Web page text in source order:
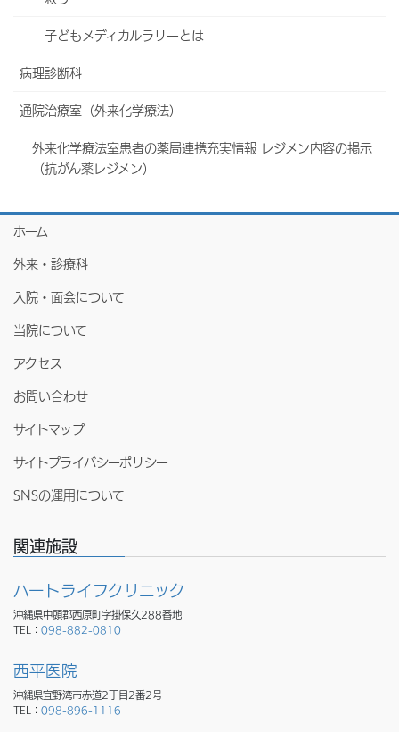
子どもメディカルラリーとは
病理診断科
通院治療室（外来化学療法）
外来化学療法室患者の薬局連携充実情報 レジメン内容の掲示
（抗がん薬レジメン）
ホーム
外来・診療科
入院・面会について
当院について
アクセス
お問い合わせ
サイトマップ
サイトプライバシーポリシー
SNSの運用について
関連施設
ハートライフクリニック
沖縄県中頭郡西原町字掛保久288番地
TEL： 098-882-0810
西平医院
沖縄県宜野湾市赤道2丁目2番2号
TEL： 098-896-1116